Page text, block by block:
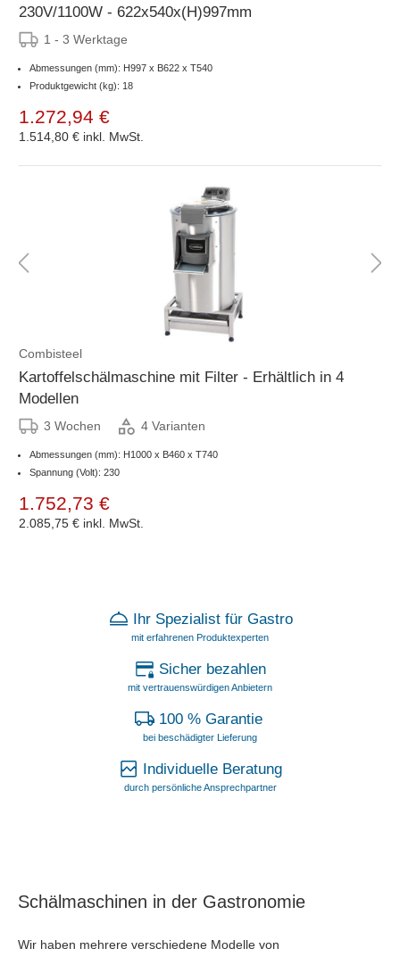
230V/1100W - 622x540x(H)997mm
1 - 3 Werktage
Abmessungen (mm): H997 x B622 x T540
Produktgewicht (kg): 18
1.272,94 €
1.514,80 € inkl. MwSt.
Combisteel
Kartoffelschälmaschine mit Filter - Erhältlich in 4
Modellen
3 Wochen 4 Varianten
Abmessungen (mm): H1000 x B460 x T740
Spannung (Volt): 230
1.752,73 €
2.085,75 € inkl. MwSt.
Ihr Spezialist für Gastro
mit erfahrenen Produktexperten
Sicher bezahlen
mit vertrauenswürdigen Anbietern
100 % Garantie
bei beschädigter Lieferung
Individuelle Beratung
durch persönliche Ansprechpartner
Schälmaschinen in der Gastronomie
Wir haben mehrere verschiedene Modelle von